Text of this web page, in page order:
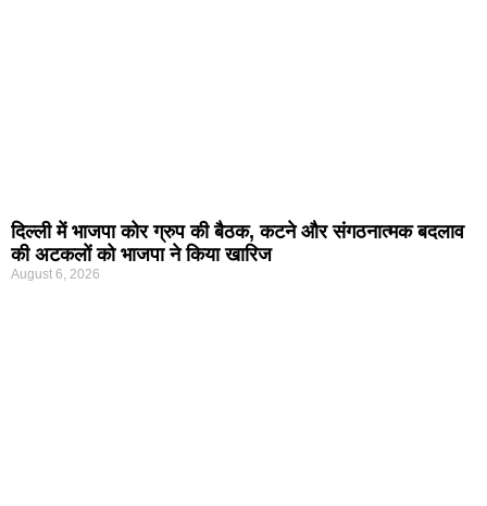
दिल्ली में भाजपा कोर ग्रुप की बैठक, कटने और संगठनात्मक बदलाव
की अटकलों को भाजपा ने किया खारिज
August 6, 2026